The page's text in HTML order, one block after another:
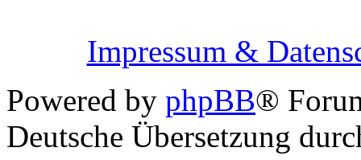
Impressum &
Powered by phpBB®
Deutsche Übersetzung